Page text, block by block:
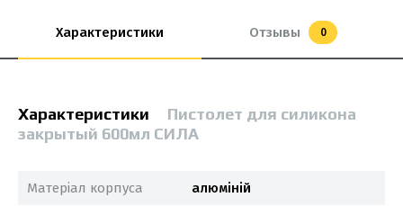
Характеристики Отзывы 0
Характеристики
Пистолет для силикона
закрытый 600мл СИЛА
Матеріал корпуса алюміній